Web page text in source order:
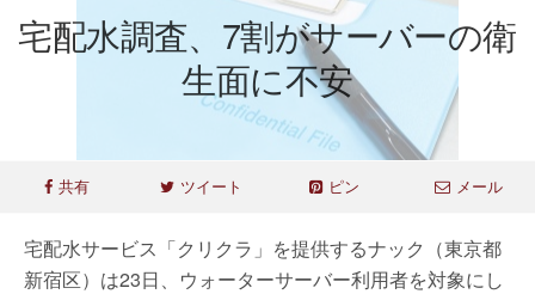
宅配水調査、7割がサーバーの衛
生面に不安
共有 ツイート ピン メール
宅配水サービス「クリクラ」を提供するナック（東京都
新宿区）は23日、ウォーターサーバー利用者を対象にし